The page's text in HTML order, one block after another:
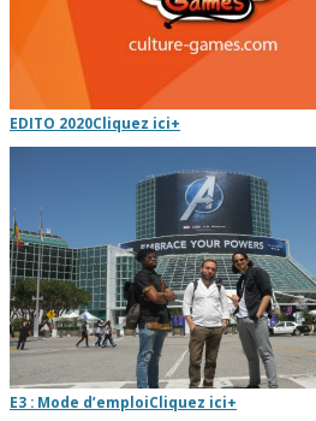
EDITO 2020Cliquez ici+
E3 : Mode d’emploiCliquez ici+